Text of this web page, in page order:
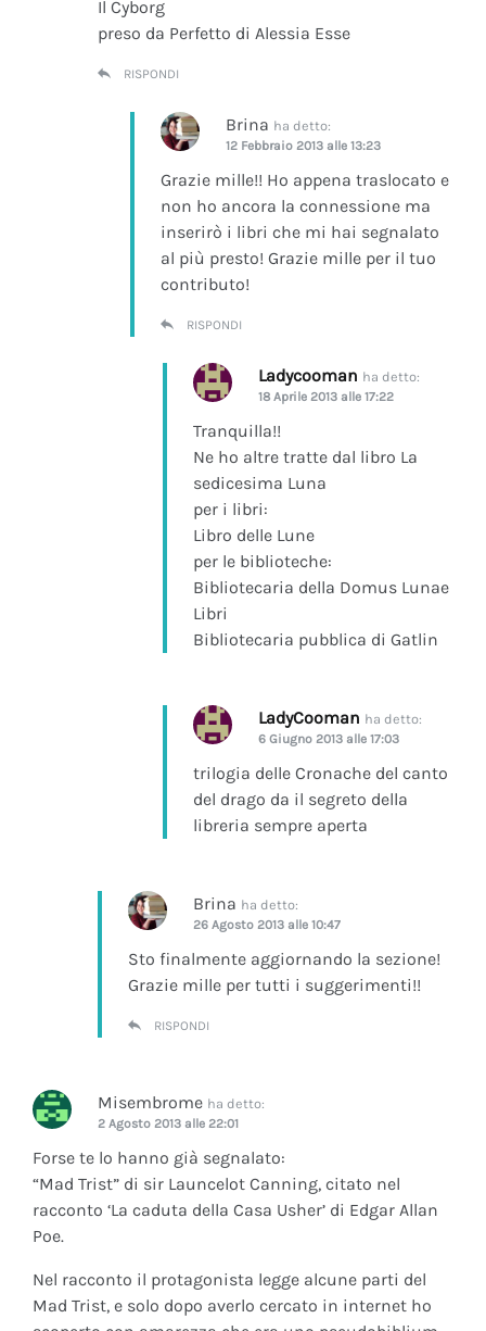
Il Cyborg
preso da Perfetto di Alessia Esse
RISPONDI
Brina ha detto:
12 Febbraio 2013 alle 13:23
Grazie mille!! Ho appena traslocato e
non ho ancora la connessione ma
inserirò i libri che mi hai segnalato
al più presto! Grazie mille per il tuo
contributo!
RISPONDI
Ladycooman ha detto:
18 Aprile 2013 alle 17:22
Tranquilla!!
Ne ho altre tratte dal libro La
sedicesima Luna
per i libri:
Libro delle Lune
per le biblioteche:
Bibliotecaria della Domus Lunae
Libri
Bibliotecaria pubblica di Gatlin
LadyCooman ha detto:
6 Giugno 2013 alle 17:03
trilogia delle Cronache del canto
del drago da il segreto della
libreria sempre aperta
Brina ha detto:
26 Agosto 2013 alle 10:47
Sto finalmente aggiornando la sezione!
Grazie mille per tutti i suggerimenti!!
RISPONDI
Misembrome ha detto:
2 Agosto 2013 alle 22:01
Forse te lo hanno già segnalato:
“Mad Trist” di sir Launcelot Canning, citato nel
racconto ‘La caduta della Casa Usher’ di Edgar Allan
Poe.
Nel racconto il protagonista legge alcune parti del
Mad Trist, e solo dopo averlo cercato in internet ho